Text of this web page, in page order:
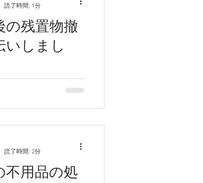
の残置物撤
いしまし
撤去をお手伝いしま
ご依頼いただきまし
たのは「軽トラパッ
や紙類、自転車、衣
まざまな残置物を一
読了時間: 1分
不用品の処
読了時間: 2分